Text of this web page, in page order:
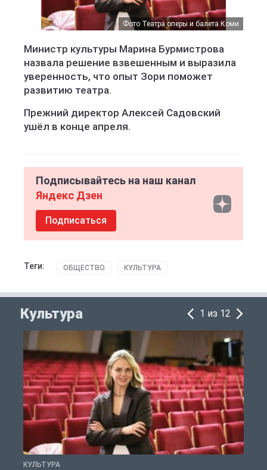
Фото Театра оперы и балета Коми
Министр культуры Марина Бурмистрова
назвала решение взвешенным и выразила
уверенность, что опыт Зори поможет
развитию театра.
Прежний директор Алексей Садовский
ушёл в конце апреля.
Подписывайтесь на наш канал
Яндекс Дзен
Подписаться
Теги: ОБЩЕСТВО КУЛЬТУРА
Культура 1 из 12
КУЛЬТУРА